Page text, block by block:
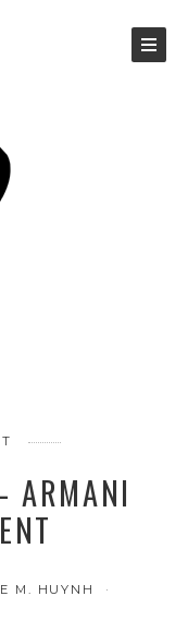
ARMANI
M. HUYNH